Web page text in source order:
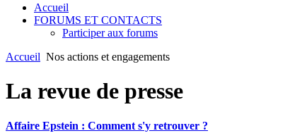
Accueil
FORUMS ET CONTACTS
Participer aux forums
Accueil Nos actions et engagements
La revue de presse
Affaire Epstein : Comment s'y retrouver ?